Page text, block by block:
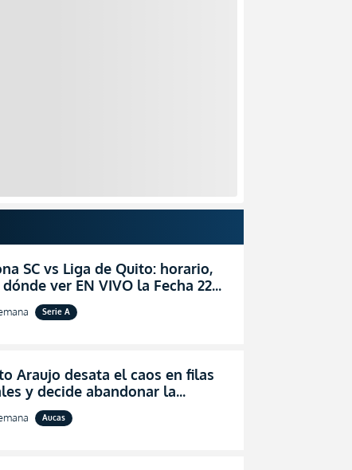
SC vs Liga de Quito: horario,
ver EN VIVO la Fecha 22
2026
Serie A
Araujo desata el caos en filas
y decide abandonar la
técnica de Aucas
Aucas